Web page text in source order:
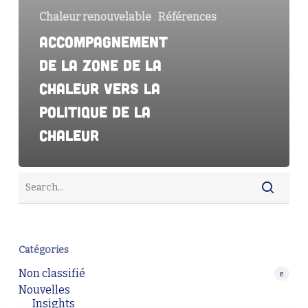
politique
chaleur
Chaleur renouvelable Références
Accompagnement
de la zone de la
chaleur vers la
politique de la
chaleur
Catégories
Non classifié e
Nouvelles
Insights